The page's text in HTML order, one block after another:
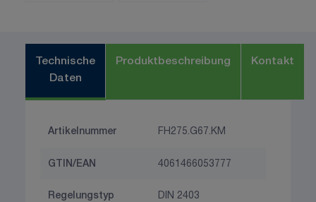
Technische
Daten
Produktbeschreibung Kontakt
Artikelnummer FH275.G67.KM
GTIN/EAN 4061466053777
Regelungstyp DIN 2403